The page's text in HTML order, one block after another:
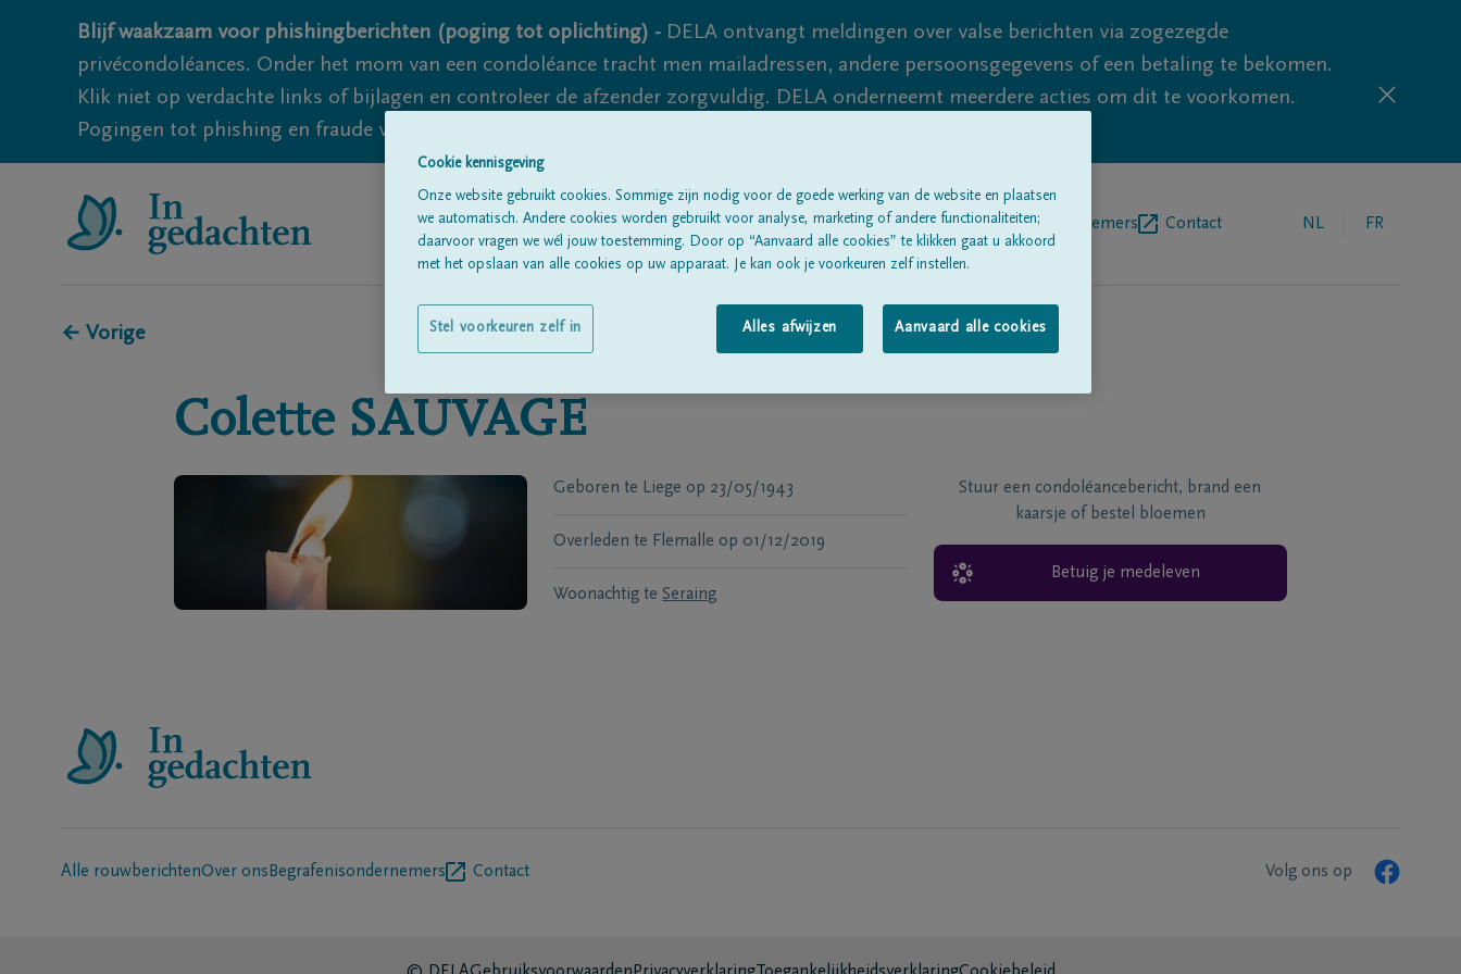
Blijf waakzaam voor phishingberichten (poging tot oplichting) - DELA ontvangt meldingen over valse berichten via zogezegde
privécondoléances. Onder het mom van een condoléance tracht men mailadressen, andere persoonsgegevens of een betaling te bekomen.
Klik niet op verdachte links of bijlagen en controleer de afzender zorgvuldig. DELA onderneemt meerdere acties om dit te voorkomen.
Pogingen tot phishing en fraude vallen echter nooit volledig uit te sluiten, dus blijf waakzaam.
Alle rouwberichten Over onsBegrafenisondernemers Contact NL FR
← Vorige
Colette SAUVAGE
Geboren te Liege op 23/05/1943
Overleden te Flemalle op 01/12/2019
Woonachtig te Seraing
Stuur een condoléancebericht, brand een
kaarsje of bestel bloemen
Betuig je medeleven
Alle rouwberichtenOver ons Begrafenisondernemers Contact Volg ons op
Cookie kennisgeving
Onze website gebruikt cookies. Sommige zijn nodig voor de goede werking van de website en plaatsen
we automatisch. Andere cookies worden gebruikt voor analyse, marketing of andere functionaliteiten;
daarvoor vragen we wél jouw toestemming. Door op “Aanvaard alle cookies” te klikken gaat u akkoord
met het opslaan van alle cookies op uw apparaat. Je kan ook je voorkeuren zelf instellen.
Alles afwijzen Aanvaard alle cookies
Stel voorkeuren zelf in